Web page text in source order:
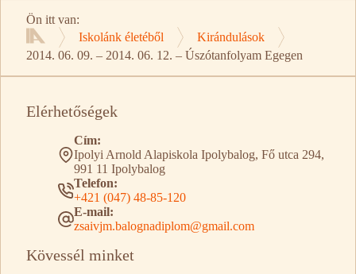
Ön itt van:
Kezdőlap
Iskolánk életéből
Kirándulások
2014. 06. 09. – 2014. 06. 12. – Úszótanfolyam Egegen
Elérhetőségek
Cím:
Ipolyi Arnold Alapiskola Ipolybalog, Fő utca 294,
991 11 Ipolybalog
Telefon:
+421 (047) 48-85-120
E-mail:
zsaivjm.balognadiplom@gmail.com
Kövessél minket